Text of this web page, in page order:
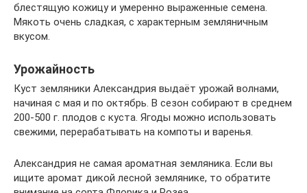
блестящую кожицу и умеренно выраженные семена.
Мякоть очень сладкая, с характерным земляничным
вкусом.
Урожайность
Куст земляники Александрия выдаёт урожай волнами,
начиная с мая и по октябрь. В сезон собирают в среднем
200-500 г. плодов с куста. Ягоды можно использовать
свежими, перерабатывать на компоты и варенья.
Александрия не самая ароматная земляника. Если вы
ищите аромат дикой лесной землянике, то обратите